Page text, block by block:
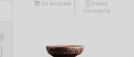
Do koszyka
Pokaż
szczegóły